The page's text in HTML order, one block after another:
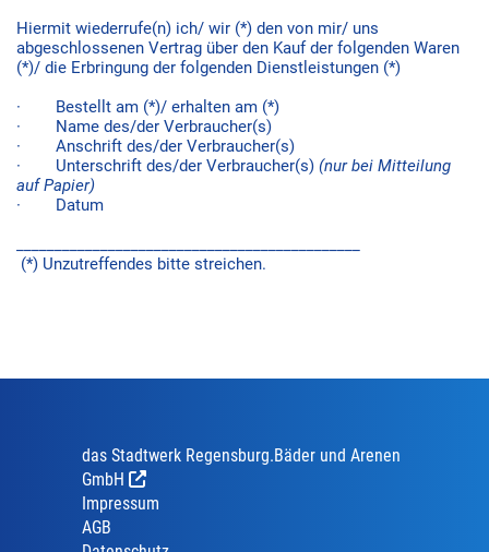
Hiermit wiederrufe(n) ich/ wir (*) den von mir/ uns
abgeschlossenen Vertrag über den Kauf der folgenden Waren
(*)/ die Erbringung der folgenden Dienstleistungen (*)
· Bestellt am (*)/ erhalten am (*)
· Name des/der Verbraucher(s)
· Anschrift des/der Verbraucher(s)
· Unterschrift des/der Verbraucher(s) (nur bei Mitteilung
auf Papier)
· Datum
(*) Unzutreffendes bitte streichen.
das Stadtwerk Regensburg.Bäder und Arenen
GmbH
Impressum
AGB